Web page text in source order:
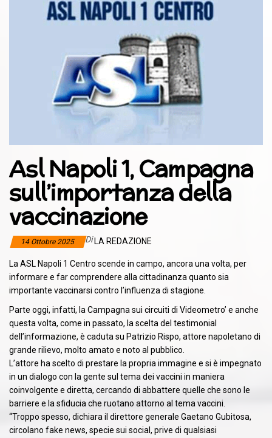
Asl Napoli 1, Campagna
sull’importanza della
vaccinazione
14 Ottobre 2025 DiLA REDAZIONE
La ASL Napoli 1 Centro scende in campo, ancora una volta, per
informare e far comprendere alla cittadinanza quanto sia
importante vaccinarsi contro l’influenza di stagione.
Parte oggi, infatti, la Campagna sui circuiti di Videometro’ e anche
questa volta, come in passato, la scelta del testimonial
dell’informazione, è caduta su Patrizio Rispo, attore napoletano di
grande rilievo, molto amato e noto al pubblico.
L’attore ha scelto di prestare la propria immagine e si è impegnato
in un dialogo con la gente sul tema dei vaccini in maniera
coinvolgente e diretta, cercando di abbattere quelle che sono le
barriere e la sfiducia che ruotano attorno al tema vaccini.
“Troppo spesso, dichiara il direttore generale Gaetano Gubitosa,
circolano fake news, specie sui social, prive di qualsiasi